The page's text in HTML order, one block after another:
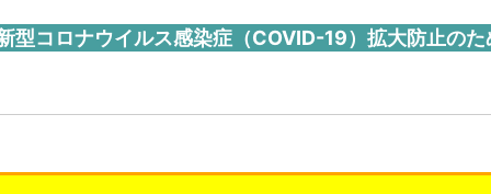
型コロナウイルス感染症（COVID-19）拡大防止の